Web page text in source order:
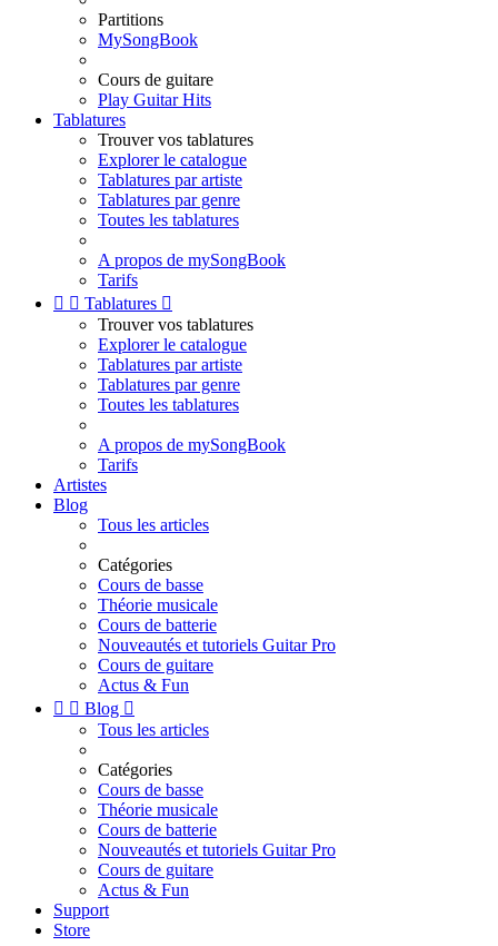
Partitions
MySongBook
Cours de guitare
Play Guitar Hits
Tablatures
Trouver vos tablatures
Explorer le catalogue
Tablatures par artiste
Tablatures par genre
Toutes les tablatures
A propos de mySongBook
Tarifs
  Tablatures 
Trouver vos tablatures
Explorer le catalogue
Tablatures par artiste
Tablatures par genre
Toutes les tablatures
A propos de mySongBook
Tarifs
Artistes
Blog
Tous les articles
Catégories
Cours de basse
Théorie musicale
Cours de batterie
Nouveautés et tutoriels Guitar Pro
Cours de guitare
Actus & Fun
  Blog 
Tous les articles
Catégories
Cours de basse
Théorie musicale
Cours de batterie
Nouveautés et tutoriels Guitar Pro
Cours de guitare
Actus & Fun
Support
Store